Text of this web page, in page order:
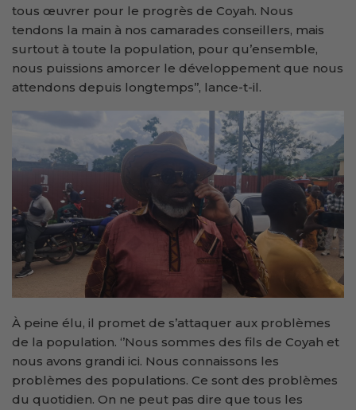
tous œuvrer pour le progrès de Coyah. Nous
tendons la main à nos camarades conseillers, mais
surtout à toute la population, pour qu’ensemble,
nous puissions amorcer le développement que nous
attendons depuis longtemps’’, lance-t-il.
À peine élu, il promet de s’attaquer aux problèmes
de la population. ‘’Nous sommes des fils de Coyah et
nous avons grandi ici. Nous connaissons les
problèmes des populations. Ce sont des problèmes
du quotidien. On ne peut pas dire que tous les